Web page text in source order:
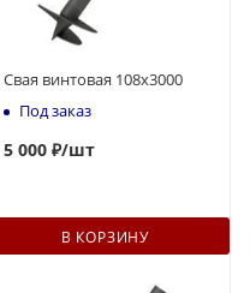
Свая винтовая 108x3000
Под заказ
5 000 ₽/шт
В КОРЗИНУ